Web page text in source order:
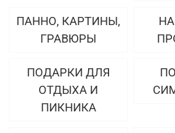
ПАННО, КАРТИНЫ,
ГРАВЮРЫ
ПОДАРКИ ДЛЯ
ОТДЫХА И
ПИКНИКА